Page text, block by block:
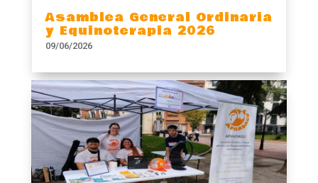
Asamblea General Ordinaria
y Equinoterapia 2026
09/06/2026